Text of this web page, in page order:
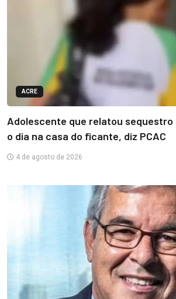
ACRE
Adolescente que relatou sequestro
o dia na casa do ficante, diz PCAC
4 de agosto de 2026